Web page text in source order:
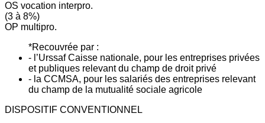
OS vocation interpro.
(3 à 8%)
OP multipro.
*Recouvrée par :
- l’Urssaf Caisse nationale, pour les entreprises privées
et publiques relevant du champ de droit privé
- la CCMSA, pour les salariés des entreprises relevant
du champ de la mutualité sociale agricole
DISPOSITIF CONVENTIONNEL